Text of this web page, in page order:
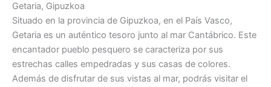
Getaria, Gipuzkoa
Situado en la provincia de Gipuzkoa, en el País Vasco,
Getaria es un auténtico tesoro junto al mar Cantábrico. Este
encantador pueblo pesquero se caracteriza por sus
estrechas calles empedradas y sus casas de colores.
Además de disfrutar de sus vistas al mar, podrás visitar el